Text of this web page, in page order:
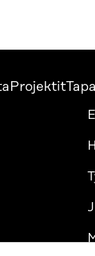
Projektit